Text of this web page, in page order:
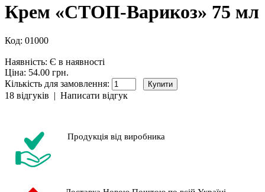
Крем «СТОП-Варикоз» 75 мл
Код: 01000
Наявність: Є в наявності
Ціна: 54.00 грн.
Кількість для замовлення:
18 відгуків | Написати відгук
Продукція від виробника